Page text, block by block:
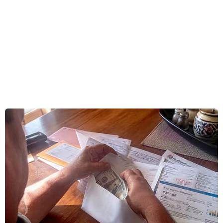
cấp đã ban bố cảnh báo cho 9 khu vực.
Trung tâm Bão quốc gia Mỹ (NHC) sáng cùng
ngày thông báo bão Cristina đang tiến gần bờ
Trung Mỹ với sức gió duy trì khoảng 65 km/giờ,
di chuyển theo hướng Bắc với tốc độ 6 km/giờ.
NHC cảnh báo lượng mưa có thể đạt từ 100-200
mm, thậm chí lên tới 300 mm tại một số khu vực